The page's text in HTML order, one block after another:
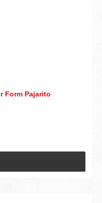
Form Pajarito